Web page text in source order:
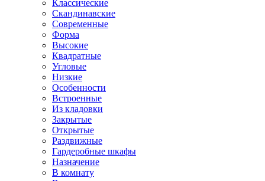
Классические
Скандинавские
Современные
Форма
Высокие
Квадратные
Угловые
Низкие
Особенности
Встроенные
Из кладовки
Закрытые
Открытые
Раздвижные
Гардеробные шкафы
Назначение
В комнату